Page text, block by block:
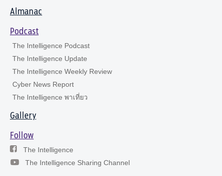
Almanac
Podcast
The Intelligence Podcast
The Intelligence Update
The Intelligence Weekly Review
Cyber News Report
The Intelligence พาเที่ยว
Gallery
Follow
The Intelligence
The Intelligence Sharing Channel